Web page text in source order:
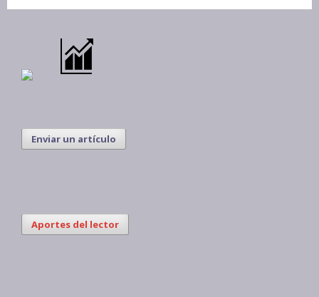
Enviar un artículo
Aportes del lector